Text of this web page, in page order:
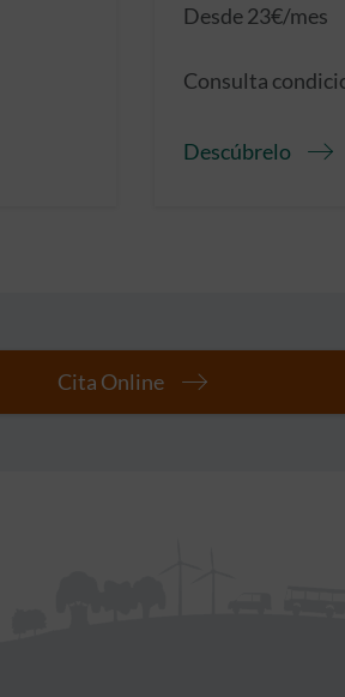
Desde 23€/mes
Consulta
Descúbrelo
Cita Online